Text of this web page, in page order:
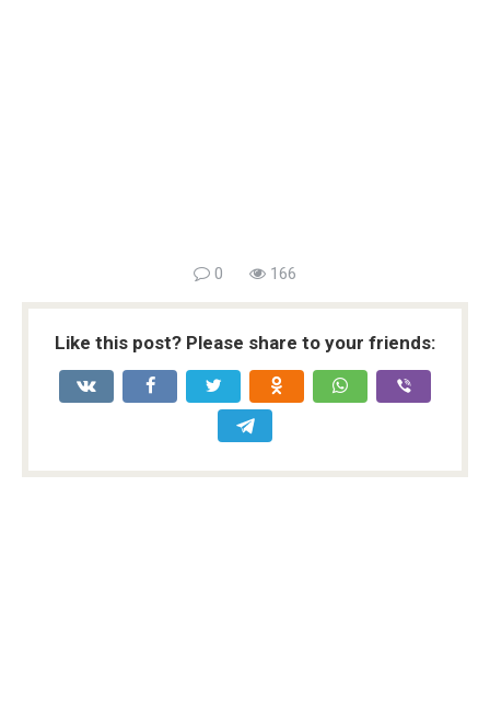
0 166
Like this post? Please share to your friends: